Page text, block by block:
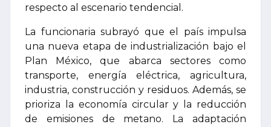
respecto al escenario tendencial.
La funcionaria subrayó que el país impulsa
una nueva etapa de industrialización bajo el
Plan México, que abarca sectores como
transporte, energía eléctrica, agricultura,
industria, construcción y residuos. Además, se
prioriza la economía circular y la reducción
de emisiones de metano. La adaptación